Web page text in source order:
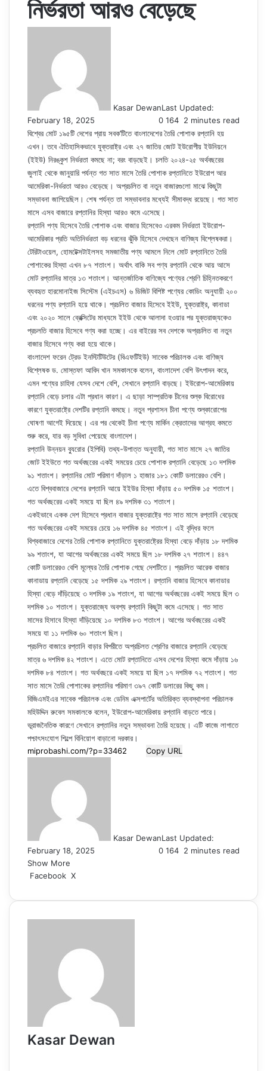
নির্ভরতা আরও বেড়েছে
Kasar DewanLast Updated:
February 18, 2025
0 164 2 minutes read
বিশ্বের মোট ১৯৫টি দেশের প্রায় সবক’টিতে বাংলাদেশের তৈরি পোশাক রপ্তানি হয়
এখন। তবে ঐতিহাসিকভাবে যুক্তরাষ্ট্র এবং ২৭ জাতির জোট ইউরোপীয় ইউনিয়নে
(ইইউ) নিরঙ্কুশ নির্ভরতা কমছে না; বরং বাড়ছেই। চলতি ২০২৪-২৫ অর্থবছরের
জুলাই থেকে জানুয়ারি পর্যন্ত গত সাত মাসে তৈরি পোশাক রপ্তানিতে ইউরোপ আর
আমেরিকা-নির্ভরতা আরও বেড়েছে। অপ্রচলিত বা নতুন বাজারগুলো মাঝে কিছুটা
সম্ভাবনা জাগিয়েছিল। শেষ পর্যন্ত তা সম্ভাবনার মধ্যেই সীমাবদ্ধ রয়েছে। গত সাত
মাসে এসব বাজারে রপ্তানির হিস্যা আরও কমে এসেছে।
রপ্তানি পণ্য হিসেবে তৈরি পোশাক এবং বাজার হিসেবেও এরকম নির্ভরতা ইউরোপ-
আমেরিকার প্রতি অতিনির্ভরতা বড় ধরনের ঝুঁকি হিসেবে দেখছেন বাণিজ্য বিশ্লেষকরা।
টেরিটাওয়েল, হোমটেক্সটাইলসহ সমজাতীয় পণ্য আমলে নিলে মোট রপ্তানিতে তৈরি
পোশাকের হিস্যা এখন ৮৭ শতাংশ। অর্থাৎ বাকি সব পণ্য রপ্তানি থেকে আয় আসে
মোট রপ্তানির মাত্র ১৩ শতাংশ। আন্তর্জাতিক বাণিজ্যে পণ্যের শ্রেণি চিহ্নিতকরণে
ব্যবহৃত হারমোনাইজ সিস্টেম (এইচএস) ৬ ডিজিট বিশিষ্ট পণ্যের কোডিং অনুযায়ী ২০০
ধরনের পণ্য রপ্তানি হয়ে থাকে। প্রচলিত বাজার হিসেবে ইইউ, যুক্তরাষ্ট্র, কানাডা
এবং ২০২০ সালে ব্রেক্সিটের মাধ্যমে ইইউ থেকে আলাদা হওয়ার পর যুক্তরাজ্যকেও
প্রচলতি বাজার হিসেবে গণ্য করা হচ্ছে। এর বাইরের সব দেশকে অপ্রচলিত বা নতুন
বাজার হিসেবে গণ্য করা হয়ে থাকে।
বাংলাদেশ ফরেন ট্রেড ইনস্টিটিউটের (বিএফটিইউ) সাবেক পরিচালক এবং বাণিজ্য
বিশ্লেষক ড. মোস্তফা আবিদ খান সমকালকে বলেন, বাংলাদেশ বেশি উৎপাদন করে,
এমন পণ্যের চাহিদা যেসব দেশে বেশি, সেখানে রপ্তানি বাড়ছে। ইউরোপ-আমেরিকায়
রপ্তানি বেড়ে চলার এটা প্রধান কারণ। এ ছাড়া সাম্প্রতিক চীনের শুল্ক বিরোধের
কারণে যুক্তরাষ্ট্রে দেশটির রপ্তানি কমছে। নতুন প্রশাসন চীনা পণ্যে শুল্কারোপের
ঘোষণা আগেই দিয়েছে। এর পর থেকেই চীনা পণ্যে মার্কিন ক্রেতাদের আগ্রহ কমতে
শুরু করে, যার বড় সুবিধা পেয়েছে বাংলাদেশ।
রপ্তানি উন্নয়ন ব্যুরোর (ইপিবি) তথ্য-উপাত্ত অনুযায়ী, গত সাত মাসে ২৭ জাতির
জোট ইইউতে গত অর্থবছরের একই সময়ের চেয়ে পােশাক রপ্তানি বেড়েছে ১৩ দশমিক
৯১ শতাংশ। রপ্তানির মোট পরিমাণ দাঁড়াল ১ হাজার ১৮১ কোটি ডলারেরও বেশি।
এতে বিশ্ববাজারে দেশের রপ্তানি আয়ে ইইউর হিস্যা দাঁড়ায় ৫০ দশমিক ১৫ শতাংশ।
গত অর্থবছরের একই সময়ে যা ছিল ৪৯ দশমিক ৩১ শতাংশ।
একইভাবে একক দেশ হিসেবে প্রধান বাজার যুক্তরাষ্ট্রে গত সাত মাসে রপ্তানি বেড়েছে
গত অর্থবছরের একই সময়ের চেয়ে ১৬ দশমিক ৪৫ শতাংশ। এই বৃদ্ধির ফলে
বিশ্ববাজারে দেশের তৈরি পোশাক রপ্তানিতে যুক্তরাষ্ট্রের হিস্যা বেড়ে দাঁড়ায় ১৮ দশমিক
৯৯ শতাংশ, যা আগের অর্থবছরের একই সময়ে ছিল ১৮ দশমিক ২৭ শতাংশ। ৪৪৭
কোটি ডলারেরও বেশি মূল্যের তৈরি পোশাক গেছে দেশটিতে। প্রচলিত আরেক বাজার
কানাডায় রপ্তানি বেড়েছে ১৫ দশমিক ২৯ শতাংশ। রপ্তানি বাজার হিসেবে কানাডার
হিস্যা বেড়ে দাঁড়িয়েছে ৩ দশমিক ১৯ শতাংশ, যা আগের অর্থবছরের একই সময়ে ছিল ৩
দশমিক ১০ শতাংশ। যুক্তরাজ্যে অবশ্য রপ্তানি কিছুটা কমে এসেছে। গত সাত
মাসের হিসাবে হিস্যা দাঁড়িয়েছে ১০ দশমিক ৮৩ শতাংশ। আগের অর্থবছরের একই
সময়ে যা ১১ দশমিক ৬০ শতাংশ ছিল।
প্রচলিত বাজারে রপ্তানি বাড়ার বিপরীতে অপ্রচিলত শ্রেণির বাজারে রপ্তানি বেড়েছে
মাত্র ৬ দশমিক ৪২ শতাংশ। এতে মোট রপ্তানিতে এসব দেশের হিস্যা কমে দাঁড়ায় ১৬
দশমিক ৮৪ শতাংশ। গত অর্থবছরে একই সময়ে যা ছিল ১৭ দশমিক ৭২ শতাংশ। গত
সাত মাসে তৈরি পোশাকের রপ্তানির পরিমাণ ৩৯৭ কোটি ডলারের কিছু কম।
বিজিএমইএর সাবেক পরিচালক এবং ডেনিম এক্সপার্টের অতিরিক্ত ব্যবস্থাপনা পরিচালক
মহিউদ্দিন রুবেল সমকালকে বলেন, ইউরোপ-আমেরিকায় রপ্তানি বাড়তে পারে।
ভূরাজনৈতিক কারণে সেখানে রপ্তানির নতুন সম্ভাবনা তৈরি হয়েছে। এটি কাজে লাগাতে
পশ্চাৎসংযোগ শিল্পে বিনিয়োগ বাড়ানো দরকার।
Copy URL
Kasar DewanLast Updated:
February 18, 2025
0 164 2 minutes read
Show More
Facebook X
Email
Kasar Dewan